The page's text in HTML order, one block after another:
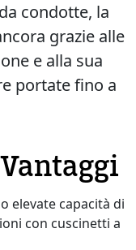
condotte, la
grazie alle
e alla sua
portate fino a
elevate capacità di
con cuscinetti a